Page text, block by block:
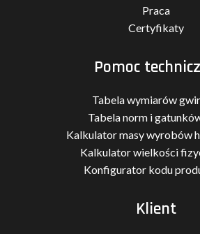
Praca
Certyfikaty
Pomoc
Tabela wymiarów
Tabela norm i
Kalkulator masy wyrobów
Kalkulator wielkości
Konfigurator kodu
Klient